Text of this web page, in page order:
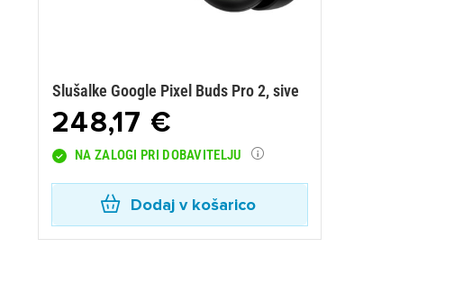
Slušalke Google Pixel Buds Pro 2, sive
248,17 €
NA ZALOGI PRI DOBAVITELJU
Dodaj v košarico